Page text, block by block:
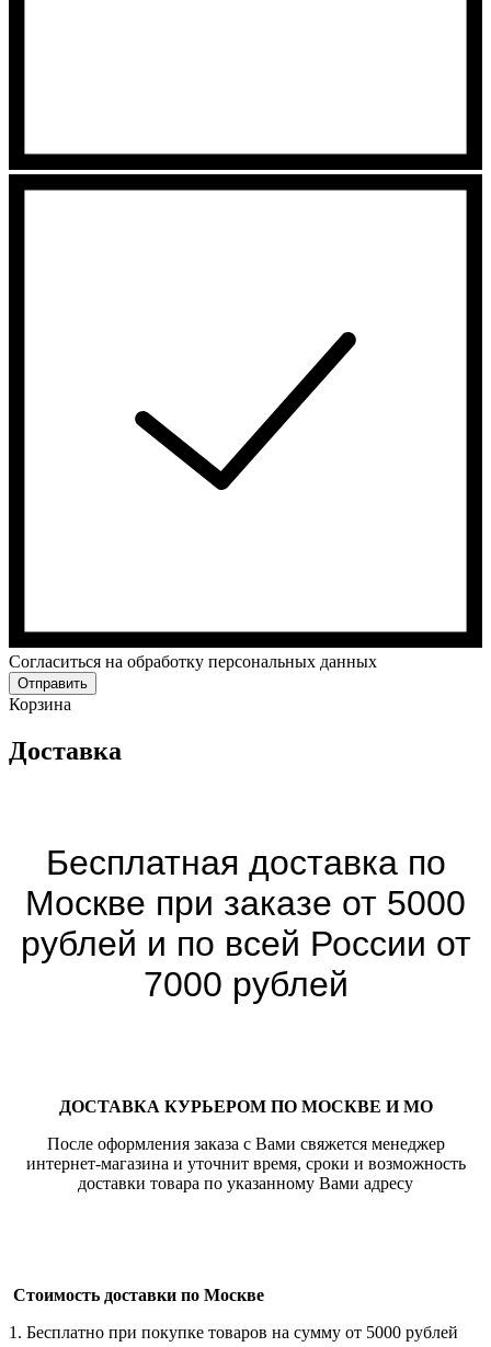
Cогласиться на обработку персональных данных
Отправить
Корзина
Доставка
Бесплатная доставка по
Москве при заказе от 5000
рублей и по всей России от
7000 рублей
ДОСТАВКА КУРЬЕРОМ ПО МОСКВЕ И МО
После оформления заказа с Вами свяжется менеджер
интернет-магазина и уточнит время, сроки и возможность
доставки товара по указанному Вами адресу
Стоимость доставки по Москве
1. Бесплатно при покупке товаров на сумму от 5000 рублей